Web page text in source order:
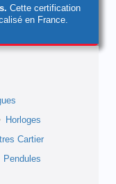
Cette certification
en France.
Horloges
Cartier
Pendules